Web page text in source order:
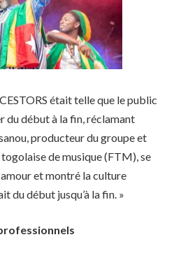
était telle que le public
du début à la fin, réclamant
producteur du groupe et
de musique (FTM), se
et montré la culture
du début jusqu’à la fin. »